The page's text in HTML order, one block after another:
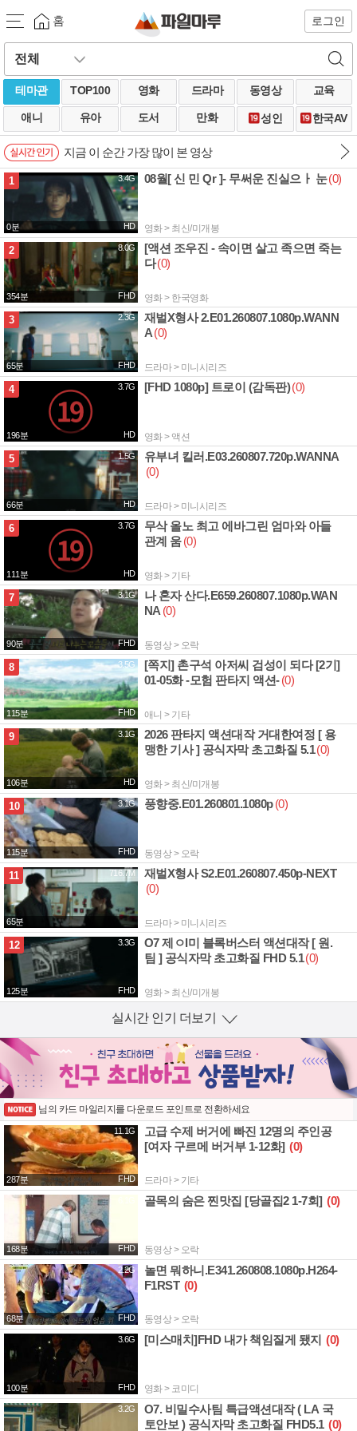
홈 로그인
테마관 TOP100 영화 드라마 동영상 교육
애니 유아 도서 만화 성인 한국AV
지금 이 순간 가장 많이 본 영상
3.4G
1
0분 HD
08월[ 신 민 Qr ]- 무써운 진실으ㅏ 눈(0)
영화 > 최신/미개봉
8.0G
2
354분 FHD
[액션 조우진 - 속이면 살고 족으면 죽는
다(0)
영화 > 한국영화
2.3G
3
65분 FHD
재벌X형사 2.E01.260807.1080p.WANN
A(0)
드라마 > 미니시리즈
3.7G
4
196분 HD
[FHD 1080p] 트로이 (감독판)(0)
영화 > 액션
1.5G
5
66분 HD
유부녀 킬러.E03.260807.720p.WANNA
(0)
드라마 > 미니시리즈
3.7G
6
111분 HD
무삭 올노 최고 에바그린 엄마와 아들
관계 움 (0)
영화 > 기타
3.1G
7
90분 FHD
나 혼자 산다.E659.260807.1080p.WAN
NA (0)
동영상 > 오락
3.5G
8
115분 FHD
[쪽지] 촌구석 아저씨 검성이 되다 [2기]
01-05화 -모험 판타지 액션- (0)
애니 > 기타
3.1G
9
106분 HD
2026 판타지 액션대작 거대한여정 [ 용
맹한 기사 ] 공식자막 초고화질 5.1(0)
영화 > 최신/미개봉
3.1G
10
115분 FHD
풍향중.E01.260801.1080p (0)
동영상 > 오락
716.7M
11
65분
재벌X형사 S2.E01.260807.450p-NEXT
(0)
드라마 > 미니시리즈
3.3G
12
125분 FHD
O7 제ㅇI미 블록버스터 액션대작 [ 원.
팀 ] 공식자막 초고화질 FHD 5.1(0)
영화 > 최신/미개봉
실시간 인기 더보기 열기
님의 카드 마일리지를 다운로드 포인트로 전환하세요
11.1G
287분 FHD
고급 수제 버거에 빠진 12명의 주인공
[여자 구르메 버거부 1-12화] (0)
드라마 > 기타
168분 FHD
골목의 숨은 찐맛집 [당골집2 1-7회] (0)
동영상 > 오락
2.2G
68분 FHD
놀면 뭐하니.E341.260808.1080p.H264-
F1RST (0)
동영상 > 오락
3.6G
100분 FHD
[미스매치]FHD 내가 책임질게 됐지 (0)
영화 > 코미디
3.2G
O7. 비밀수사팀 특급액션대작 ( LA 국
토안보 ) 공식자막 초고화질 FHD5.1 (0)